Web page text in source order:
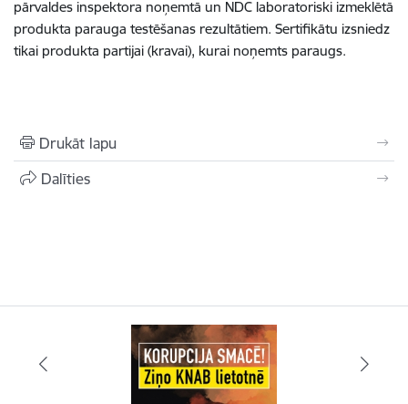
pārvaldes inspektora noņemtā un NDC laboratoriski izmeklētā
produkta parauga testēšanas rezultātiem. Sertifikātu izsniedz
tikai produkta partijai (kravai), kurai noņemts paraugs.
Drukāt lapu
Dalīties